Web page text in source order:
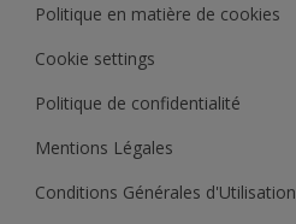
Politique en matière de cookies
Cookie settings
Politique de confidentialité
Mentions Légales
Conditions Générales d'Utilisation